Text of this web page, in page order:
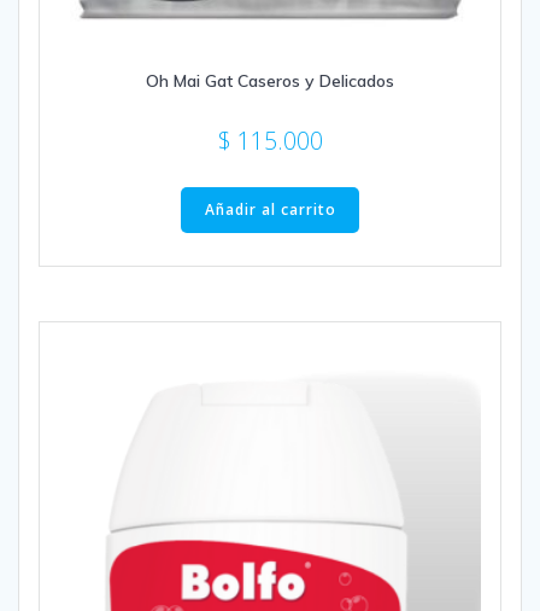
Oh Mai Gat Caseros y Delicados
$ 115.000
Añadir al carrito